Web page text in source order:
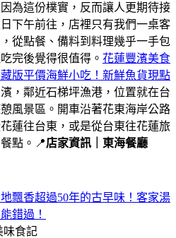
為這份樸實，反而讓人更期待接
下午前往，店裡只有我們一桌客
從點餐、備料到料理幾乎一手包
完後覺得很值得。 花蓮豐濱美食
版平價海鮮小吃！新鮮魚貨現點
，鄰近石梯坪漁港，位置就在台
風景區。開車沿著花東海岸公路
蓮往台東，或是從台東往花蓮旅
點。📍店家資訊｜東海餐廳
飄香超過50年的古早味！客家湯
錯過！
味食記